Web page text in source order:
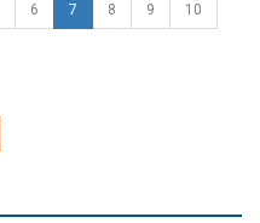
6 7 8 9 10